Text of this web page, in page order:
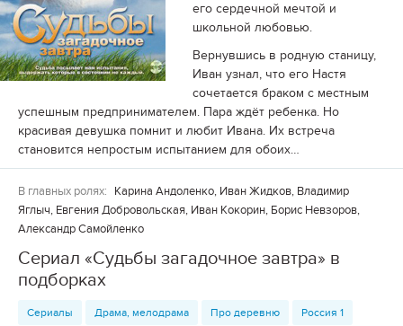
его сердечной мечтой и
школьной любовью.
Вернувшись в родную станицу,
Иван узнал, что его Настя
сочетается браком с местным
успешным предпринимателем. Пара ждёт ребенка. Но
красивая девушка помнит и любит Ивана. Их встреча
становится непростым испытанием для обоих…
В главных ролях:
Карина Андоленко, Иван Жидков, Владимир
Яглыч, Евгения Добровольская, Иван Кокорин, Борис Невзоров,
Александр Самойленко
Сериал «Судьбы загадочное завтра» в
подборках
Сериалы Драма, мелодрама Про деревню Россия 1